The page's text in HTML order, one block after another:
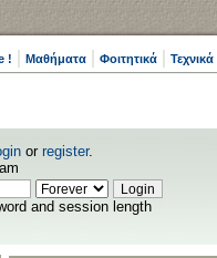
! Μαθήματα Φοιτητικά
or register.
and session length